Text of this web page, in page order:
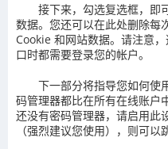
接下来，勾选复选框，即
数据。您还可以在此处删除每
Cookie 和网站数据。请注意
口时都需要登录您的帐户。
下一部分将指导您如何使
码管理器都比在所有在线账户
还没有密码管理器，请启用此
（强烈建议您使用），则可以